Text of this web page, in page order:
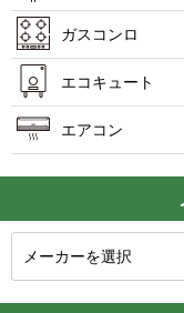
ガスコンロ
エコキュート
エアコン